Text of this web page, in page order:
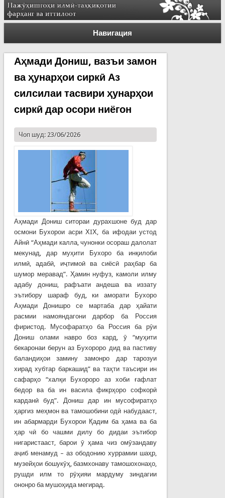
Навигация
Аҳмади Дониш, вазъи замон
ва ҳунарҳои сиркӣ Аз
силсилаи тасвири ҳунарҳои
сиркӣ дар осори ниёгон
Чоп шуд: 23/06/2026
Аҳмади Дониш ситораи дурахшоне буд дар
осмони Бухорои асри ХIХ, ба ифодаи устод
Айнӣ “Аҳмади калла, чунонки осораш далолат
мекунад, дар муҳити Бухоро ба инқилоби
илмӣ, адабӣ, иҷтимоӣ ва сиёсӣ раҳбар ба
шумор меравад”. Ҳамин нуфуз, камоли илму
адабу дониш, рафъати андеша ва иззату
эътибору шараф буд, ки аморати Бухоро
Аҳмади Донишро се мартаба дар ҳайати
расмии намояндагони дарбор ба Россия
фиристод. Мусофаратҳо ба Россия ба рӯи
Дониш олами навро боз кард, ӯ “муҳити
бекаронаи берун аз Бухороро дид ва пастиву
баландиҳои замину замонро дар тарозуи
хирад хубтар баркашид” ва таҳти таъсири ин
сафарҳо “халқи Бухороро аз хоби ғафлат
бедор ва ба ин васила фикрҳоро софкорӣ
карданӣ буд”. Дониш дар ин мусофиратҳо
ҳаргиз меҳмон ва тамошобини одӣ набудааст,
ин абармарди Бухорои Қадим ба ҳама ва ба
ҳар чӣ бо чашми дилу бо дидаи эътибор
нигаристааст, барои ӯ ҳама чиз омӯзандаву
аҷиб менамуд – аз ободонию хуррамии шаҳр,
музейҳои бошукӯҳ, базмхонаву тамошохонаҳо,
рушди илм то рӯҳияи мардуму зиндагии
ононро ба мушоҳида мегирад.